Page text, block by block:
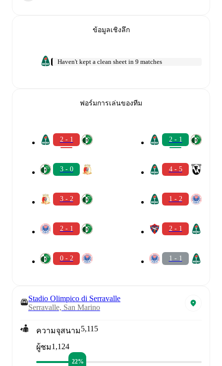
ข้อมูลเชิงลึก
Haven't kept a clean sheet in 9 matches
ฟอร์มการเล่นของทีม
2 - 1
3 - 0
3 - 2
2 - 1
0 - 2
2 - 1
4 - 5
1 - 2
2 - 1
1 - 1
Stadio Olimpico di Serravalle
Serravalle, San Marino
ความจุสนาม5,115
ผู้ชม1,124
22%